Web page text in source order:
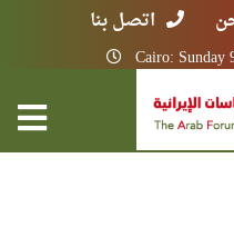
اتصل بنا
Cairo: Sunday